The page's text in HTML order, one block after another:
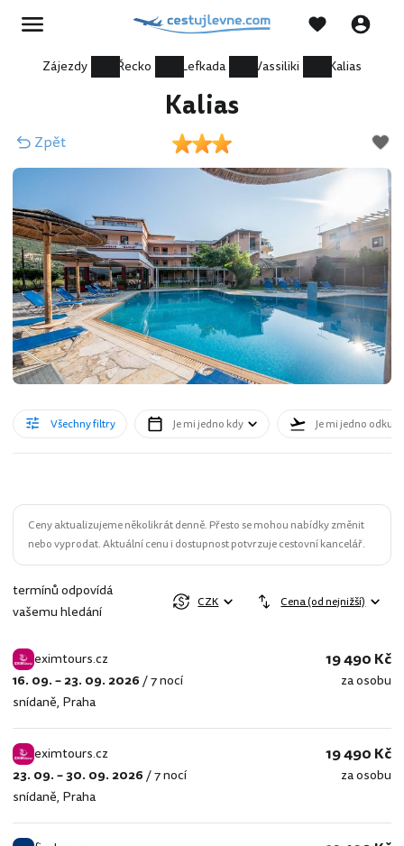
Zájezdy Řecko Lefkada Vassiliki Kalias
Kalias
Zpět
Všechny filtry Je mi jedno kdy Je mi jedno odkud
Ceny aktualizujeme několikrát denně. Přesto se mohou nabídky změnit
nebo vyprodat. Aktuální cenu i dostupnost potvrzuje cestovní kancelář.
termínů odpovídá
vašemu hledání
CZK Cena (od nejnižší)
eximtours.cz
eximtours.cz
16. 09. – 23. 09. 2026/7 nocí
snídaně, Praha
19 490 Kč
za osobu
eximtours.cz
eximtours.cz
23. 09. – 30. 09. 2026/7 nocí
snídaně, Praha
19 490 Kč
za osobu